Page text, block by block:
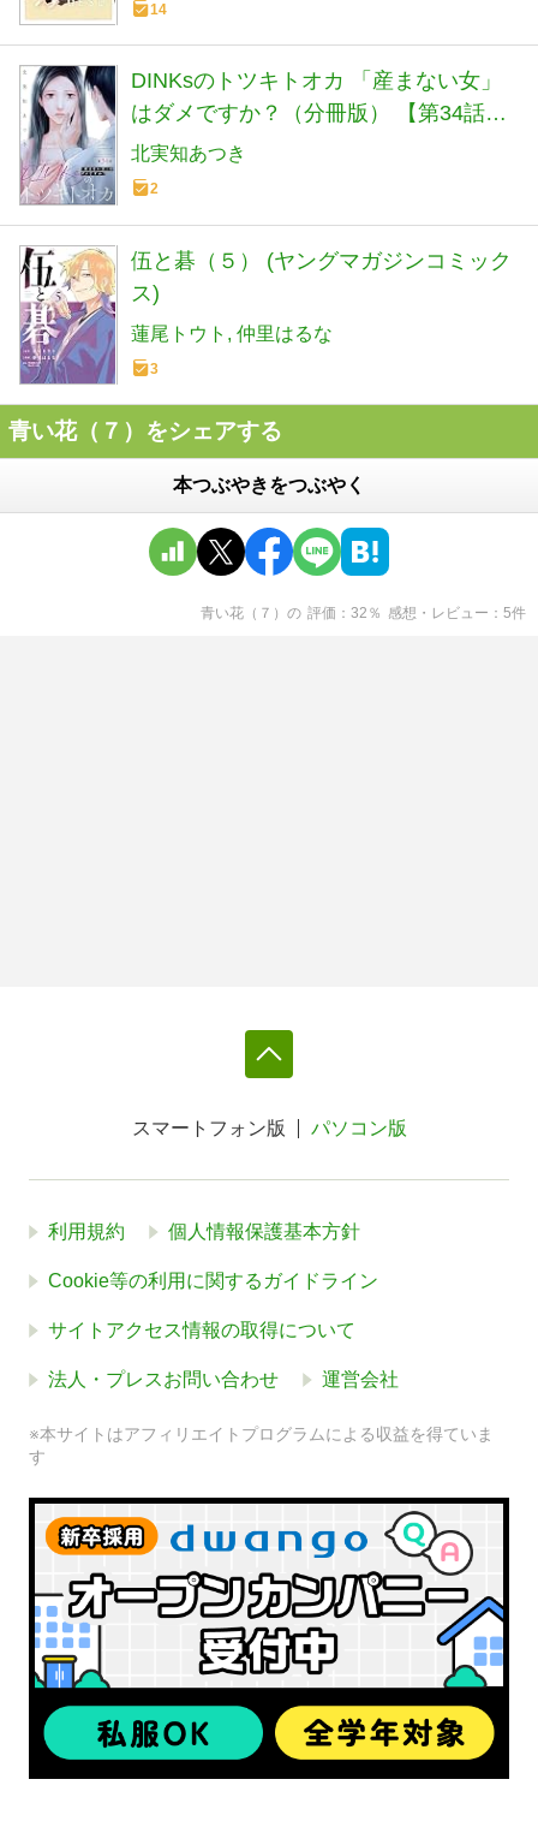
14
DINKsのトツキトオカ 「産まない女」
はダメですか？（分冊版） 【第34話】
(ストーリーな女たち)
北実知あつき
2
伍と碁（５） (ヤングマガジンコミック
ス)
蓮尾トウト 仲里はるな
3
青い花（７）をシェアする
本つぶやきをつぶやく
青い花（７） の 評価 32 ％ 感想・レビュー 5件
スマートフォン版 パソコン版
利用規約 個人情報保護基本方針
Cookie等の利用に関するガイドライン
サイトアクセス情報の取得について
法人・プレスお問い合わせ 運営会社
※本サイトはアフィリエイトプログラムによる収益を得ていま
す